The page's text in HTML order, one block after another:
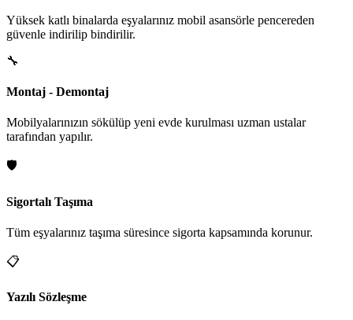
Yüksek katlı binalarda eşyalarınız mobil asansörle pencereden
güvenle indirilip bindirilir.
🔧
Montaj - Demontaj
Mobilyalarınızın sökülüp yeni evde kurulması uzman ustalar
tarafından yapılır.
🛡️
Sigortalı Taşıma
Tüm eşyalarınız taşıma süresince sigorta kapsamında korunur.
📋
Yazılı Sözleşme